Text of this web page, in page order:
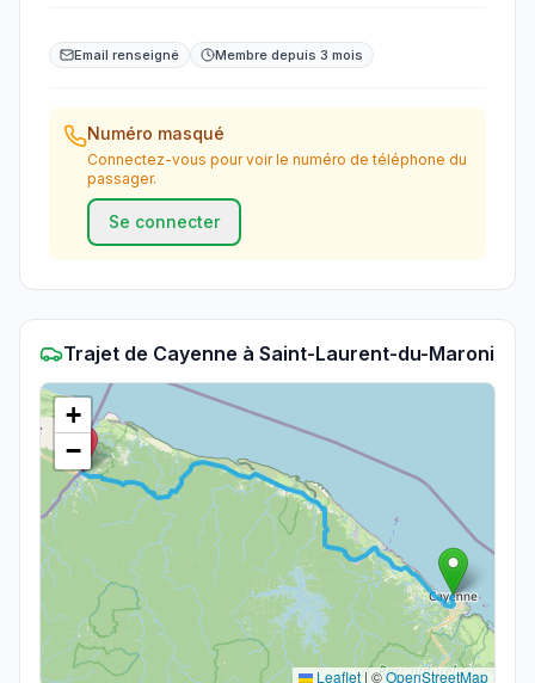
Email renseigné Membre depuis 3 mois
Numéro masqué
Connectez-vous pour voir le numéro de téléphone du
passager.
Se connecter
Trajet de Cayenne à Saint-Laurent-du-Maroni
+
−
Leaflet | ©OpenStreetMap